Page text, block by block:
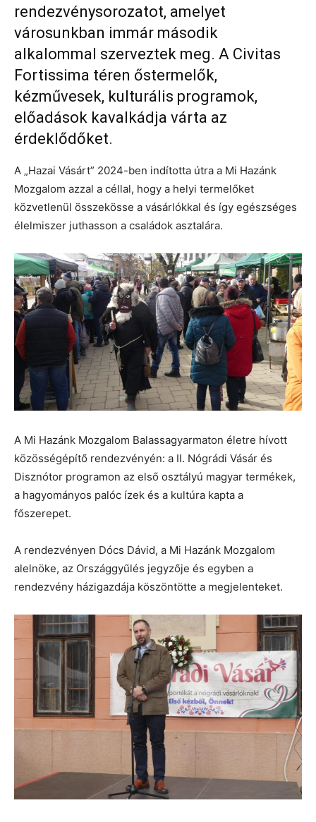
rendezvénysorozatot, amelyet
városunkban immár második
alkalommal szerveztek meg. A Civitas
Fortissima téren őstermelők,
kézművesek, kulturális programok,
előadások kavalkádja várta az
érdeklődőket.
A „Hazai Vásárt” 2024-ben indította útra a Mi Hazánk
Mozgalom azzal a céllal, hogy a helyi termelőket
közvetlenül összekösse a vásárlókkal és így egészséges
élelmiszer juthasson a családok asztalára.
A Mi Hazánk Mozgalom Balassagyarmaton életre hívott
közösségépítő rendezvényén: a II. Nógrádi Vásár és
Disznótor programon az első osztályú magyar termékek,
a hagyományos palóc ízek és a kultúra kapta a
főszerepet.
A rendezvényen Dócs Dávid, a Mi Hazánk Mozgalom
alelnöke, az Országgyűlés jegyzője és egyben a
rendezvény házigazdája köszöntötte a megjelenteket.